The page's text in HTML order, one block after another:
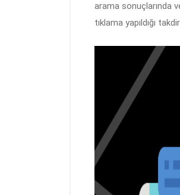
arama sonuçlarında
tıklama yapıldığı